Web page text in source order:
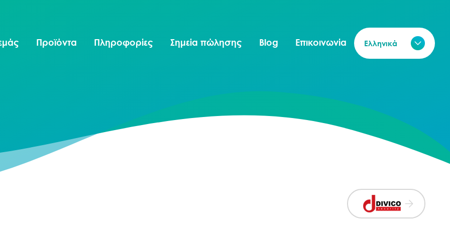
Προϊόντα Πληροφορίες Σημεία πώλησης Blog Επικοινωνία